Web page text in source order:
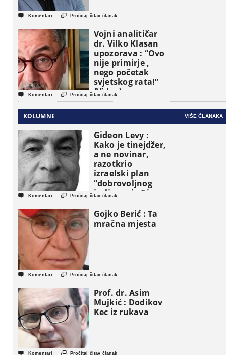
 Komentari  Pročitaj čitav članak
Vojni analitičar
dr. Vilko Klasan
upozorava : “Ovo
nije primirje ,
nego početak
svjetskog rata!”
(Video)
 Komentari  Pročitaj čitav članak
KOLUMNE VIŠE ČLANAKA
Gideon Levy :
Kako je tinejdžer,
a ne novinar,
razotkrio
izraelski plan
“dobrovoljnog
iseljavanja ” iz
Gaze
 Komentari  Pročitaj čitav članak
Gojko Berić : Ta
mračna mjesta
 Komentari  Pročitaj čitav članak
Prof. dr. Asim
Mujkić : Dodikov
Kec iz rukava
 Komentari  Pročitaj čitav članak